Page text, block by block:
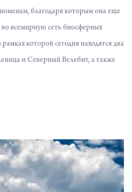
благодаря которым она еще
всемирную сеть биосферных
которой сегодня находятся два
и Северный Велебит, а также